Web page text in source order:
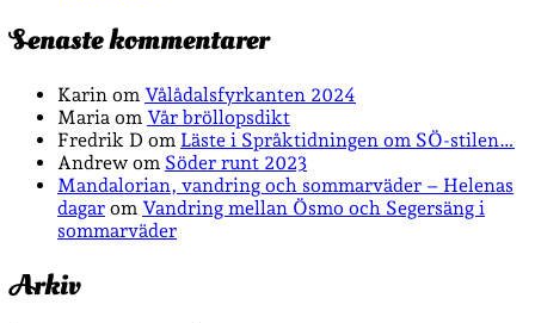
Senaste kommentarer
Karin om Vålådalsfyrkanten 2024
Maria om Vår bröllopsdikt
Fredrik D om Läste i Språktidningen om SÖ-stilen…
Andrew om Söder runt 2023
Mandalorian, vandring och sommarväder – Helenas
dagar om Vandring mellan Ösmo och Segersäng i
sommarväder
Arkiv